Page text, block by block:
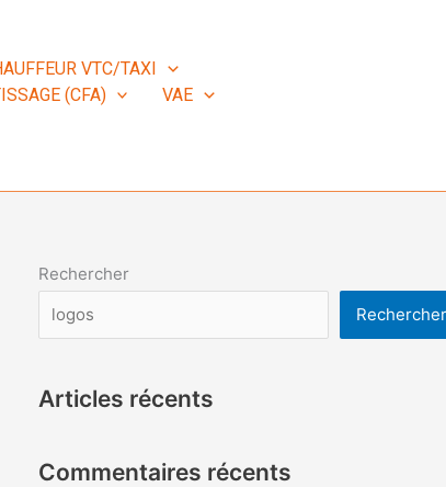
VTC/TAXI
(CFA)
VAE
Rechercher
Rechercher
Articles récents
Commentaires récents